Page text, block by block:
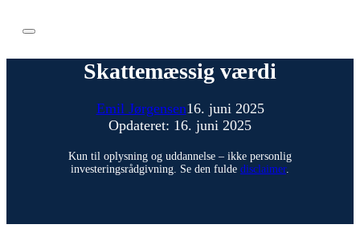
Skattemæssig værdi
Emil Jørgensen16. juni 2025
Opdateret: 16. juni 2025
Kun til oplysning og uddannelse – ikke personlig
investeringsrådgivning. Se den fulde disclaimer.